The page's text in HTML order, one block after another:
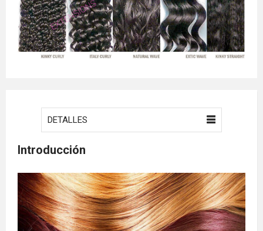
DETALLES
Introducción